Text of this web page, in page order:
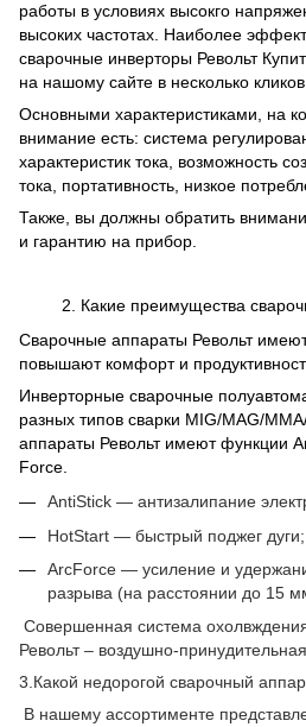
работы в условиях высокго
высоких частотах. Наиболее
сварочные инверторы Револьт
на нашому сайте в несколько
Основными характеристиками, на
внимание есть: система
характеристик тока, возможность
тока, портативность, низкое
Также, вы должны обратить
и гарантию на прибор.
Какие преимущества
Сварочные аппараты Револьт
повышают комфорт и
Инверторные сварочные
разных типов сварки MIG/MAG/
аппараты Револьт имеют функции
Force
AntiStick — антизалипание
HotStart — быстрый поджег дуги;
ArcForce — усиление и
разрыва (на расстоянии до 15
Совершенная система
Револьт – воздушно-
3.Какой недорогой сварочный
В нашему ассортименте